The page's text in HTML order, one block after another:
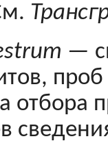
—
проб
отбора